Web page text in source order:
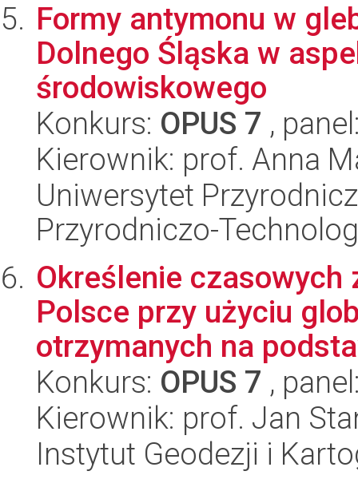
Formy antymonu w
Dolnego Śląska w
środowiskowego
Konkurs: OPUS 7 ,
Kierownik: prof. Anna
Uniwersytet
Przyrodniczo-
Określenie czasowych
Polsce przy użyciu
otrzymanych na
Konkurs: OPUS 7 ,
Kierownik: prof. Jan
Instytut Geodezji i